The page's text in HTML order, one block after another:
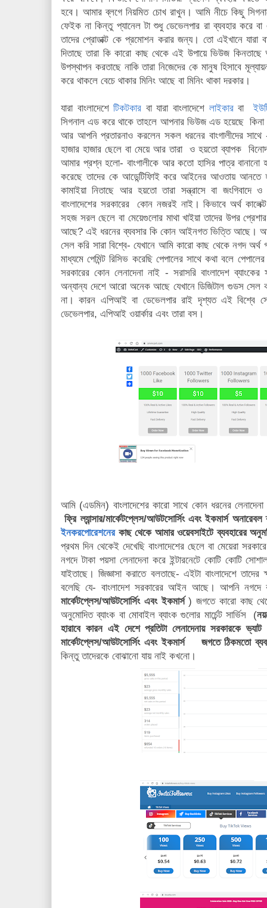
হবে। আমার ব্লগে নিয়মিত চোখ রাখুন। আমি নীচে কিছু
ফেইক না কিন্তু প্যানেল টা শুধু ডেভেলপার রা ব্যবহার করে
তাদের প্রোডাক্ট কে প্রমোশন করার জন্য। তো এইখানে যারা
দিতাছে তারা কি কারো কাছ থেকে এই উপায়ে ভিউজ কিনতাছে
উপস্থাপন করতাছে নাকি তারা নিজেদের কে মানুষ হিসাবে
করে থাকলে বেচে থাকার মিনিং আছে বা মিনিং থাকা দরকার।
যারা বাংলাদেশেটিকটকার বা যারা বাংলাদেশে লাইকারবা
সিগনাল এড করে থাকে তাহলে আপনার ভিউজ এড হয়েছে কিনা
আর আপনি প্রতারনাও করলেন সকল ধরনের বাংগালীদের
হাজার হাজার ছেলে বা মেয়ে আর তারা ও হয়তো ব্যাপক
আমার প্রশ্ন হলো- বাংগালীকে আর কতো হাসির পাত্র
করেছে তাদের কে আডেন্টিফািই করে আইনের আওতায় আনতে
কামাইয়া নিতাছে আর হয়তো তারা সন্ত্রাসে বা জংগিবাদে
বাংলাদেশের সরকারের কোন নজরই নাই। কিভাবে অর্থ
সহজ সরল ছেলে বা মেয়েগুলোর মাথা খাইয়া তাদের উপর
আছে? এই ধরনের ব্যবসার কি কোন আইনগত ভিত্তি আছে।
সেল করি সারা বিশ্বে- যেখানে আমি কারো কাছ থেকে নগদ
মাধ্যমে পেমিন্ট রিসিভ করেছি পেপালের সাথে কথা বলে
সরকারের কোন লেনাদেনা নাই - সরাসরি বাংলাদেশ
অন্যান্য দেশে আরো অনেক আছে যেখানে ডিজিটাল গুডস সেল
না। কারন এপিআই বা ডেভেলপার রাই দৃশ্যত এই বিশ্বে
ডেভেলপার, এপিআই ওয়ার্কার এবং তারা বস।
আমি (এডমিন) বাংলাদেশের কারো সাথে কোন ধরনের
ফ্রি ল্যান্সার/মার্কেটপ্লেস/আউটসোর্সিং এবং ইকমার্সঅনারেবল
ইনকরপোরেশনেরকাছ থেকে আমার ওয়েবসাইটে ব্যবহারের
প্রথম দিন থেকেই দেখেছি বাংলাদেশের ছেলে বা মেয়েরা
নগদে টাকা পয়সা লেনাদেনা করে ইন্টারনেটে কোটি কোটি
যাইতাছে। জিজ্ঞাসা করাতে বলতাছে- এইটা বাংলাদেশে
বলেছি যে- বাংলাদেশ সরকারের আইন আছে। আপনি নগদে
মার্কেটপ্লেস/আউটসোর্সিং এবং ইকমার্স) জগতে কারো কাছ
অনুমোদিত ব্যাংক বা মোবাইল ব্যাংক গুলোর মার্চেন্ট সার্ভিস (
হারাবে কারন এই দেশে প্রতিটা লেনাদেনায় সরকারকে
মার্কেটপ্লেস/আউটসোর্সিং এবং ইকমার্স জগতে ঠিকমতো
কিন্তু তাদেরকে বোঝানো যায় নাই কখনো।